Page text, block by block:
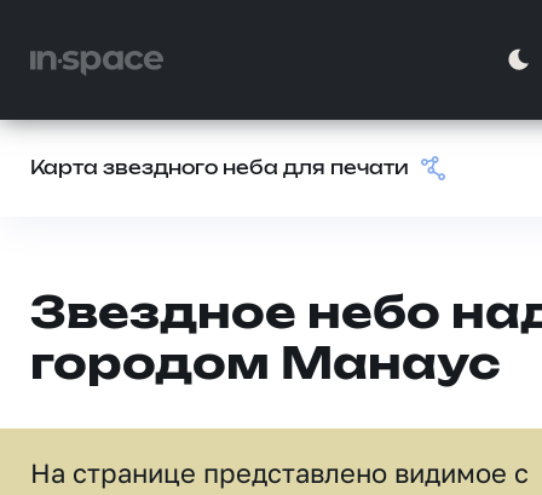
Карта звездного неба для печати
Звездное небо
городом Манаус
На странице представлено видимое c